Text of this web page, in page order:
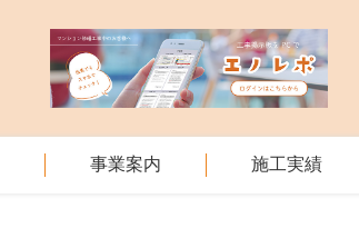
事業案内 施工実績